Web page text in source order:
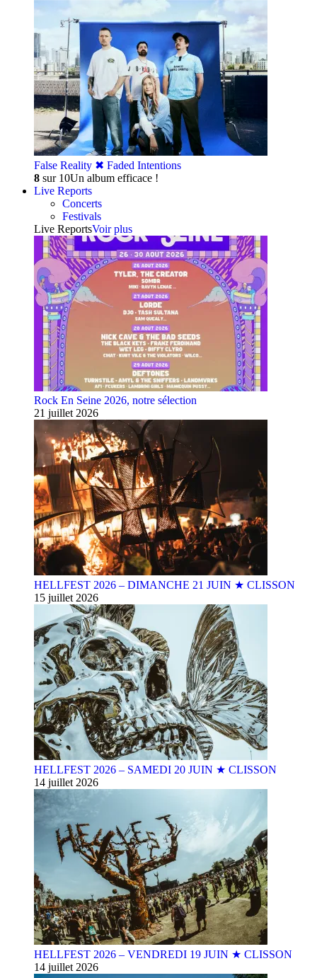
False Reality ✖︎ Faded Intentions
8 sur 10Un album efficace !
Live Reports
Concerts
Festivals
Live ReportsVoir plus
Rock En Seine 2026, notre sélection
21 juillet 2026
HELLFEST 2026 – DIMANCHE 21 JUIN ★ CLISSON
15 juillet 2026
HELLFEST 2026 – SAMEDI 20 JUIN ★ CLISSON
14 juillet 2026
HELLFEST 2026 – VENDREDI 19 JUIN ★ CLISSON
14 juillet 2026